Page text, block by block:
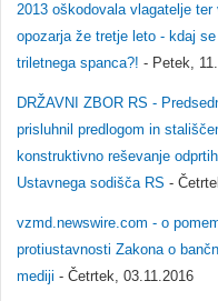
2013 oškodovala vlagatelje
opozarja že tretje leto - kdaj
triletnega spanca?! - Petek,
DRŽAVNI ZBOR RS -
prisluhnil predlogom in
konstruktivno reševanje
Ustavnega sodišča RS -
vzmd.newswire.com - o
protiustavnosti Zakona o
mediji - Četrtek, 03.11.2016